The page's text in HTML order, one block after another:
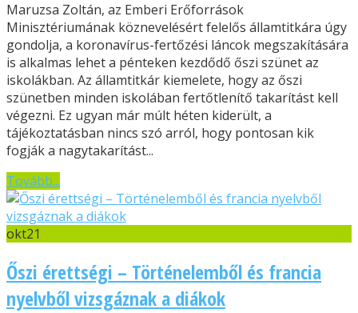
Maruzsa Zoltán, az Emberi Erőforrások
Minisztériumának köznevelésért felelős államtitkára úgy
gondolja, a koronavírus-fertőzési láncok megszakítására
is alkalmas lehet a pénteken kezdődő őszi szünet az
iskolákban. Az államtitkár kiemelete, hogy az őszi
szünetben minden iskolában fertőtlenítő takarítást kell
végezni. Ez ugyan már múlt héten kiderült, a
tájékoztatásban nincs szó arról, hogy pontosan kik
fogják a nagytakarítást...
Tovább...
okt21
Őszi érettségi – Történelemből és francia
nyelvből vizsgáznak a diákok